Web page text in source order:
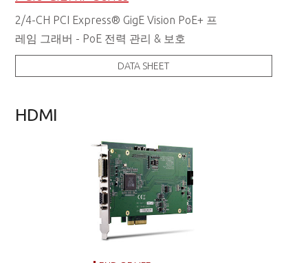
2/4-CH PCI Express® GigE Vision PoE+ 프
레임 그래버 - PoE 전력 관리 & 보호
DATA SHEET
HDMI